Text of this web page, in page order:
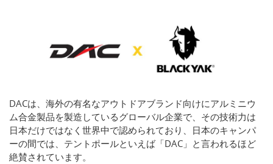
DACは、海外の有名なアウトドアブランド向けにアルミニウ
ム合金製品を製造しているグローバル企業で、その技術力は
日本だけではなく世界中で認められており、日本のキャンパ
ーの間では、テントポールといえば「DAC」と言われるほど
絶賛されています。